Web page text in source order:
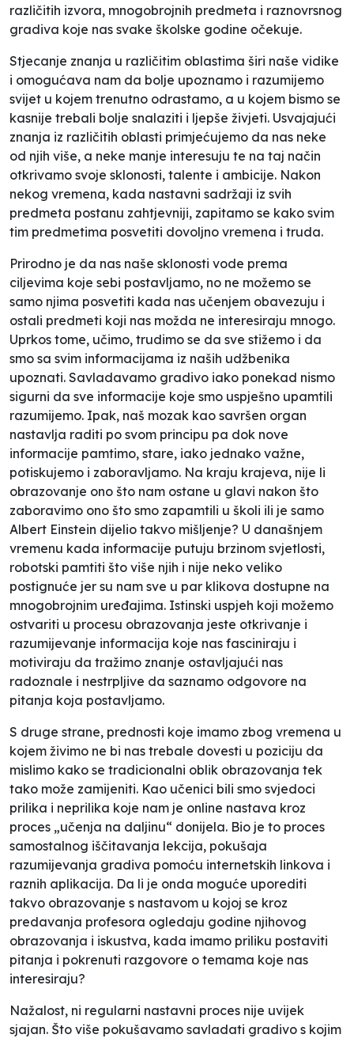
različitih izvora, mnogobrojnih predmeta i raznovrsnog
gradiva koje nas svake školske godine očekuje.
Stjecanje znanja u različitim oblastima širi naše vidike
i omogućava nam da bolje upoznamo i razumijemo
svijet u kojem trenutno odrastamo, a u kojem bismo se
kasnije trebali bolje snalaziti i ljepše živjeti. Usvajajući
znanja iz različitih oblasti primjećujemo da nas neke
od njih više, a neke manje interesuju te na taj način
otkrivamo svoje sklonosti, talente i ambicije. Nakon
nekog vremena, kada nastavni sadržaji iz svih
predmeta postanu zahtjevniji, zapitamo se kako svim
tim predmetima posvetiti dovoljno vremena i truda.
Prirodno je da nas naše sklonosti vode prema
ciljevima koje sebi postavljamo, no ne možemo se
samo njima posvetiti kada nas učenjem obavezuju i
ostali predmeti koji nas možda ne interesiraju mnogo.
Uprkos tome, učimo, trudimo se da sve stižemo i da
smo sa svim informacijama iz naših udžbenika
upoznati. Savladavamo gradivo iako ponekad nismo
sigurni da sve informacije koje smo uspješno upamtili
razumijemo. Ipak, naš mozak kao savršen organ
nastavlja raditi po svom principu pa dok nove
informacije pamtimo, stare, iako jednako važne,
potiskujemo i zaboravljamo. Na kraju krajeva, nije li
obrazovanje ono što nam ostane u glavi nakon što
zaboravimo ono što smo zapamtili u školi ili je samo
Albert Einstein dijelio takvo mišljenje? U današnjem
vremenu kada informacije putuju brzinom svjetlosti,
robotski pamtiti što više njih i nije neko veliko
postignuće jer su nam sve u par klikova dostupne na
mnogobrojnim uređajima. Istinski uspjeh koji možemo
ostvariti u procesu obrazovanja jeste otkrivanje i
razumijevanje informacija koje nas fasciniraju i
motiviraju da tražimo znanje ostavljajući nas
radoznale i nestrpljive da saznamo odgovore na
pitanja koja postavljamo.
S druge strane, prednosti koje imamo zbog vremena u
kojem živimo ne bi nas trebale dovesti u poziciju da
mislimo kako se tradicionalni oblik obrazovanja tek
tako može zamijeniti. Kao učenici bili smo svjedoci
prilika i neprilika koje nam je online nastava kroz
proces „učenja na daljinu“ donijela. Bio je to proces
samostalnog iščitavanja lekcija, pokušaja
razumijevanja gradiva pomoću internetskih linkova i
raznih aplikacija. Da li je onda moguće uporediti
takvo obrazovanje s nastavom u kojoj se kroz
predavanja profesora ogledaju godine njihovog
obrazovanja i iskustva, kada imamo priliku postaviti
pitanja i pokrenuti razgovore o temama koje nas
interesiraju?
Nažalost, ni regularni nastavni proces nije uvijek
sjajan. Što više pokušavamo savladati gradivo s kojim